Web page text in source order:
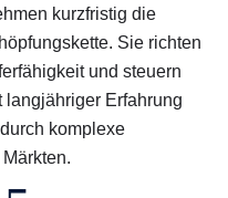
kurzfristig die
Sie richten
und steuern
langjähriger Erfahrung
komplexe